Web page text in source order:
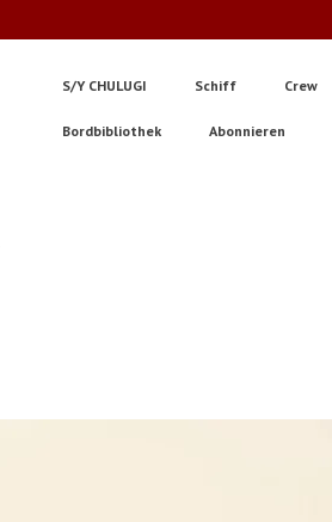
S/Y CHULUGI Schiff Crew
Bordbibliothek Abonnieren